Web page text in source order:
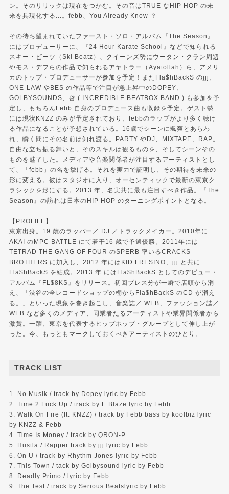
ン。そのリリックは現在をつかむ。その音はTRUE なHIP HOP の未
来を具現化する...。febb、You Already Know ？
その待ち望まれていたファースト・ソロ・アルバム『The Season』
にはプロデューサーに、『24 Hour Karate School』などで知られる
スキー・ビーツ（Ski Beatz）、クイーンズ勢にウータン・クラン周辺
やモス・デフらの作品で知られるアヤトラー（Ayatollah）ら、アメリ
カのトップ・プロデューサーが参加を予定！またFla$hBackS のjjj、
ONE-LAW やBES の作品等で注目が急上昇中のDOPEY、
GOLBYSOUNDS、啓 ( INCREDIBLE BEATBOX BAND ) も参加を予
定し、もちろんFebb 自身のプロデュース曲も収録を予定。ゲスト勢
には現状KNZZ のみが予定されており、febbのラップがより多く聴け
る作品になることが予想されている。16歳でシーンに颯爽とあらわ
れ、瞬く間にその名前は知れ渡る。PARTY やDJ、MIXTAPE、RAP。
自由な立ち振る舞いと、そのスキルは観るものを、そしてシーンその
ものを魅了した。メディアや音楽関係者が注目するアーティストとし
て、「febb」の名を挙げる。それを実力で証明し、その期待を未来の
形に変える。彼はスタジオに入り、オーセンティックで最新の東京ク
ラシックを形にする。2013 年、名実共に最も注目すべき作品。『The
Season』の訪れは日本のHIP HOP のターニングポイントとなる。
【PROFILE】
東京出身。19 歳のラッパー／ DJ ／トラックメイカー。2010年に
AKAI のMPC BATTLE にて若干16 歳で予選優勝。2011年には
TETRAD THE GANG OF FOUR のSPERB 率いるCRACKS
BROTHERS に加入し、2012 年にはKID FRESINO、jjj と共に
Fla$hBackS を結成。2013 年 にはFla$hBackS としてのデビュー・
アルバム『FL$8KS』をリリース。初回プレス分が一瞬で店頭から消
え、「渋谷の全レコードショップの棚からFla$hBackS のCD が消え
る。」といった現象を巻き起こし、音楽誌／ WEB、ファッション誌／
WEB など多くのメディア、同業者たるアーティストや業界関係者から
激賞。一躍、東京を代表するヒップホップ・グループとして伸し上が
った。今、もっともマークしておくべきアーティストのひとり。
TRACK LIST
1. No.Musik / track by Dopey lyric by Febb
2. Time 2 Fuck Up / track by E.Blaze lyric by Febb
3. Walk On Fire (ft. KNZZ) / track by Febb bass by koolbiz lyric
by KNZZ & Febb
4. Time Is Money / track by QRON-P
5. Hustla / Rapper track by jjj lyric by Febb
6. On U / track by Rhythm Jones lyric by Febb
7. This Town / tack by Golbysound lyric by Febb
8. Deadly Primo / lyric by Febb
9. The Test / track by Serious Beatslyric by Febb